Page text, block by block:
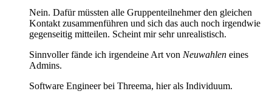
Nein. Dafür müssten alle Gruppenteilnehmer den gleichen
Kontakt zusammenführen und sich das auch noch irgendwie
gegenseitig mitteilen. Scheint mir sehr unrealistisch.
Sinnvoller fände ich irgendeine Art von Neuwahlen eines
Admins.
Software Engineer bei Threema, hier als Individuum.